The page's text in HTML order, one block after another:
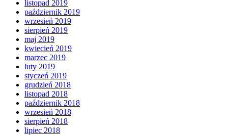
listopad 2019
październik 2019
wrzesień 2019
sierpień 2019
maj 2019
kwiecień 2019
marzec 2019
luty 2019
styczeń 2019
grudzień 2018
listopad 2018
październik 2018
wrzesień 2018
sierpień 2018
lipiec 2018